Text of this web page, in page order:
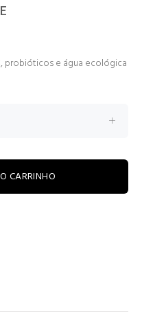
probióticos e água ecológica
CARRINHO